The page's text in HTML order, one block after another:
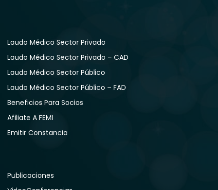
Laudo Médico Sector Privado
Laudo Médico Sector Privado – CAD
Laudo Médico Sector Público
Laudo Médico Sector Público – FAD
Beneficios Para Socios
Afiliate A FEMI
Emitir Constancia
Publicaciones